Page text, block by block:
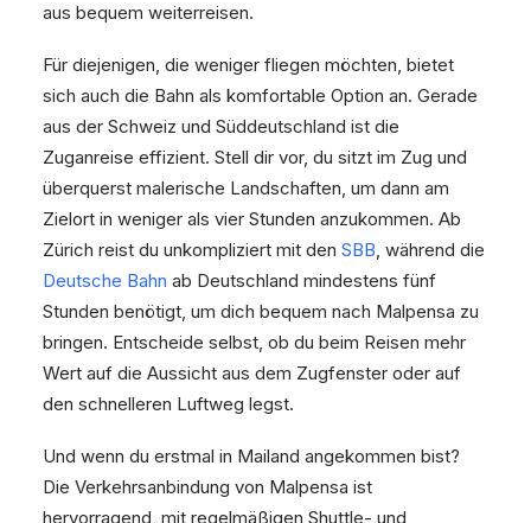
aus bequem weiterreisen.
Für diejenigen, die weniger fliegen möchten, bietet
sich auch die Bahn als komfortable Option an. Gerade
aus der Schweiz und Süddeutschland ist die
Zuganreise effizient. Stell dir vor, du sitzt im Zug und
überquerst malerische Landschaften, um dann am
Zielort in weniger als vier Stunden anzukommen. Ab
Zürich reist du unkompliziert mit den SBB, während die
Deutsche Bahn ab Deutschland mindestens fünf
Stunden benötigt, um dich bequem nach Malpensa zu
bringen. Entscheide selbst, ob du beim Reisen mehr
Wert auf die Aussicht aus dem Zugfenster oder auf
den schnelleren Luftweg legst.
Und wenn du erstmal in Mailand angekommen bist?
Die Verkehrsanbindung von Malpensa ist
hervorragend, mit regelmäßigen Shuttle- und